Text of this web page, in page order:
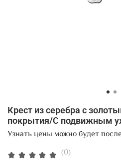
(0)
Крест из серебра с
покрытия/С подвижным
Узнать цены можно будет